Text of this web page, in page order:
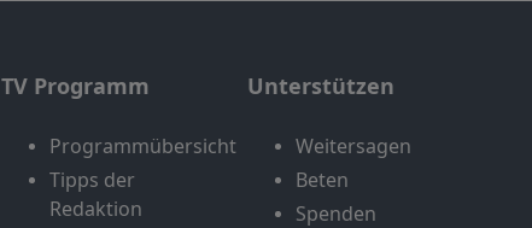
TV Programm
Programmübersicht
Tipps der
Redaktion
Unterstützen
Weitersagen
Beten
Spenden